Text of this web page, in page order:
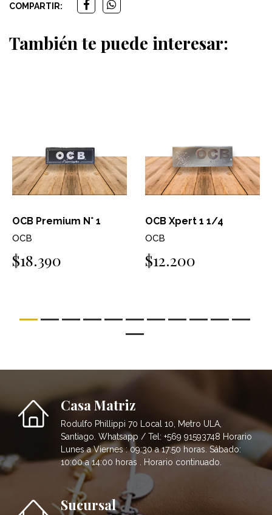
COMPARTIR:
También te puede interesar:
OCB Premium N° 1
OCB
$18.390
OCB Xpert 1 1/4
OCB
$12.200
Casa Matriz
Rodulfo Phillippi 70 Local 10, Metro ULA,
Santiago. Whatsapp / Tel: +569 91593748 Horario
Lunes a Viernes : 09:30 a 17:50 horas. Sábado:
10:00 a 14:00 horas . Horario continuado.
Sucursal